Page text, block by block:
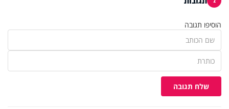
הוסיפו תגובה
שלח תגובה